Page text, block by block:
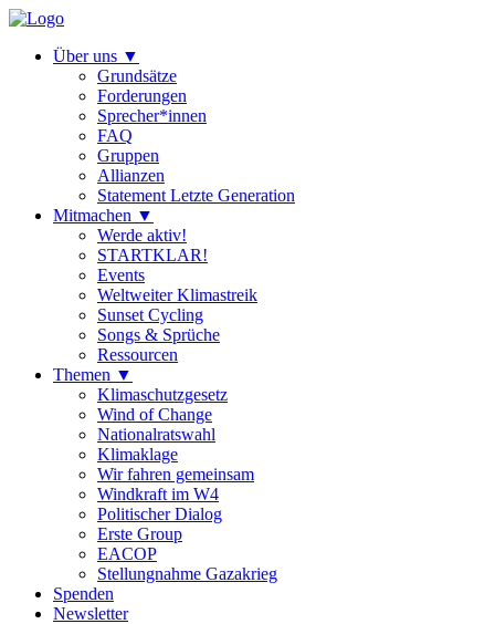
Über uns ▼
Grundsätze
Forderungen
Sprecher*innen
FAQ
Gruppen
Allianzen
Statement Letzte Generation
Mitmachen ▼
Werde aktiv!
STARTKLAR!
Events
Weltweiter Klimastreik
Sunset Cycling
Songs & Sprüche
Ressourcen
Themen ▼
Klimaschutzgesetz
Wind of Change
Nationalratswahl
Klimaklage
Wir fahren gemeinsam
Windkraft im W4
Politischer Dialog
Erste Group
EACOP
Stellungnahme Gazakrieg
Spenden
Newsletter